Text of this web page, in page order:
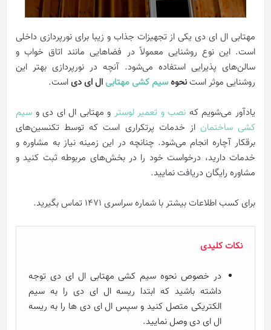
مهتابی ال ای دی یکی از تجهیزات جذاب و زیبا برای نورپردازی داخلی
است. این نوع روشنایی معمولاً در فضاهایی مانند اتاق‌ خواب و
سالن‌های پذیرایی استفاده می‌شود. آنچه در نورپردازی بهتر این
روشنایی موثر استنحوهسیم کشی مهتابیال ای دیاست.
یادآور می‌شویم که نصب و تعمیر لوستر و مهتابی ال ای دی و سیم
کشی ساختماناز خدمات پرتکراری است که توسط تکنسین‌های
برقکار آچاره انجام می‌شود. چنانچه در این زمینه نیاز به مشاوره و
خدمات دارید، درخواست خود را در بخش‌های مربوطه ثبت کنید و
مشاوره رایگان دریافت نمایید.
برای کسب اطلاعات بیشتر با شماره سراسری 1471 تماس بگیرید.
نکات کلیدی
در خصوص نحوه سیم کشی مهتابی ال ای دی توجه
داشته باشید که ابتدا ریسه ال ای دی را به سیم
الکتریکی متصل کنید و سپس ال ای دی ها را به ریسه
ال ای دی وصل نمایید.